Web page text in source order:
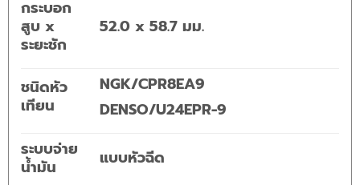
กระบอก
สูบ x
ระยะชัก
52.0 x 58.7 มม.
ชนิดหัว
เทียน
NGK/CPR8EA9
DENSO/U24EPR-9
ระบบจ่าย
น้ำมัน
แบบหัวฉีด